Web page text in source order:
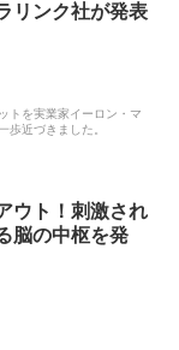
リンク社が発表
トを実業家イーロン・マ
歩近づきました。
ウト！刺激され
脳の中枢を発